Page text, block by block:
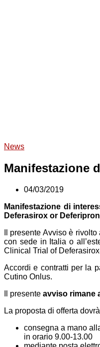
News
Manifestazione
04/03/2019
Manifestazione di
Deferasirox or
Il presente Avviso è
con sede in Italia o
Clinical Trial of
Accordi e contratti per la
Cutino Onlus.
Il presente avviso rimane
La proposta di offerta
consegna a mano
in orario 9.00-13.00